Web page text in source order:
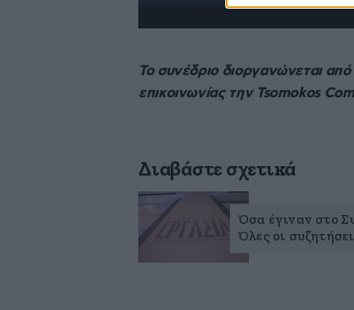
Το συνέδριο διοργανώνεται
επικοινωνίας την Tsomokos
Διαβάστε σχετικά
Όσα έγιναν στο
Όλες οι